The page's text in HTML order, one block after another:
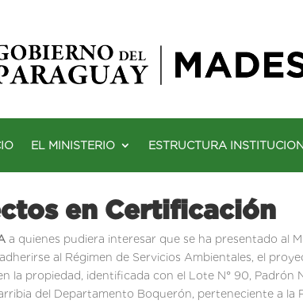
EL MINISTERIO ESTRUCTURA
en Certificación
a quienes pudiera interesar que se ha presentado al
al Régimen de Servicios Ambientales, el
la propiedad, identificada con el Lote N° 90, Padrón
del Departamento Boquerón, perteneciente a la